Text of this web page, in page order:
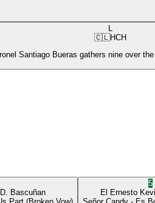
L
🇨🇱HCH
Santiago Bueras gathers nine over
Bascuñan
5
El Ernesto